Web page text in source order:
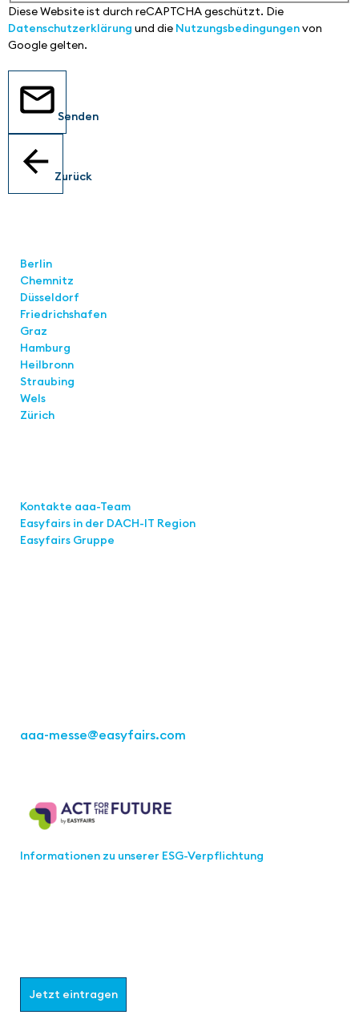
Diese Website ist durch reCAPTCHA geschützt. Die
Datenschutzerklärung und die Nutzungsbedingungenvon
Google gelten.
Senden
Zurück
Berlin
Chemnitz
Düsseldorf
Friedrichshafen
Graz
Hamburg
Heilbronn
Straubing
Wels
Zürich
Kontakte aaa-Team
Easyfairs in der DACH-IT Region
Easyfairs Gruppe
aaa-messe@easyfairs.com
Informationen zu unserer ESG-Verpflichtung
Jetzt eintragen